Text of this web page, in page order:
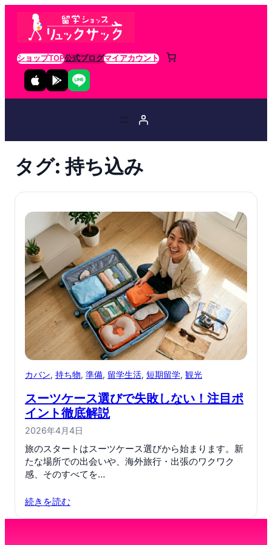
ショップTOP公式ブログマイアカウント
タグ:持ち込み
カバン, 持ち物, 準備, 留学生活, 短期留学, 観光
スーツケース選びで失敗しない！注目ポ
イント徹底解説
2026年4月4日
旅のスタートはスーツケース選びから始まります。新
たな場所での出会いや、海外旅行・出張のワクワク
感、そのすべてを…
続きを読む